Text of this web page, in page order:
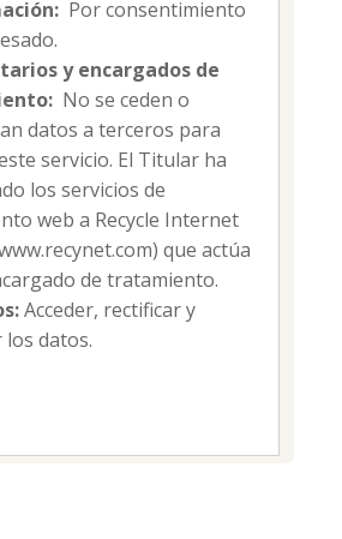
Por consentimiento
y encargados de
No se ceden o
datos a terceros para
servicio. El Titular ha
los servicios de
web a Recycle Internet
que actúa
de tratamiento.
Acceder, rectificar y
datos.